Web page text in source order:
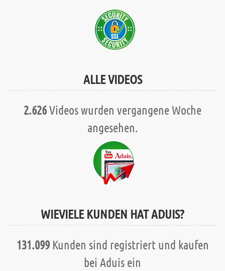
ALLE VIDEOS
2.626Videos wurden vergangene Woche
angesehen.
WIEVIELE KUNDEN HAT ADUIS?
131.099Kunden sind registriert und kaufen
bei Aduis ein